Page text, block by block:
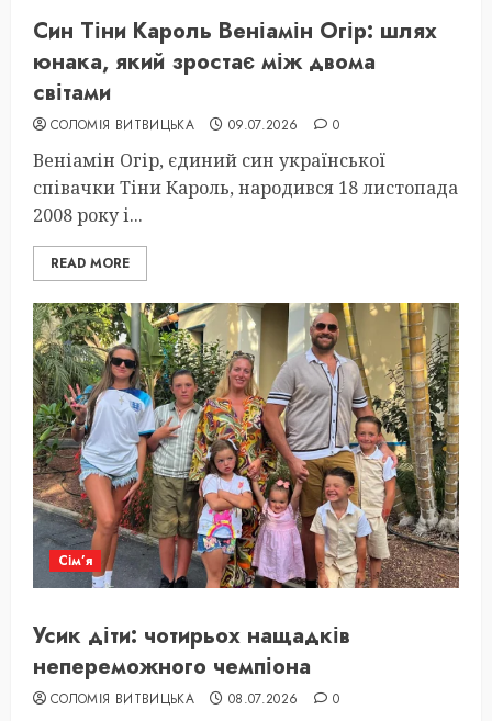
Син Тіни Кароль Веніамін Огір: шлях
юнака, який зростає між двома
світами
СОЛОМІЯ ВИТВИЦЬКА 09.07.2026 0
Веніамін Огір, єдиний син української
співачки Тіни Кароль, народився 18 листопада
2008 року і...
READ MORE
Сім’я
Усик діти: чотирьох нащадків
непереможного чемпіона
СОЛОМІЯ ВИТВИЦЬКА 08.07.2026 0